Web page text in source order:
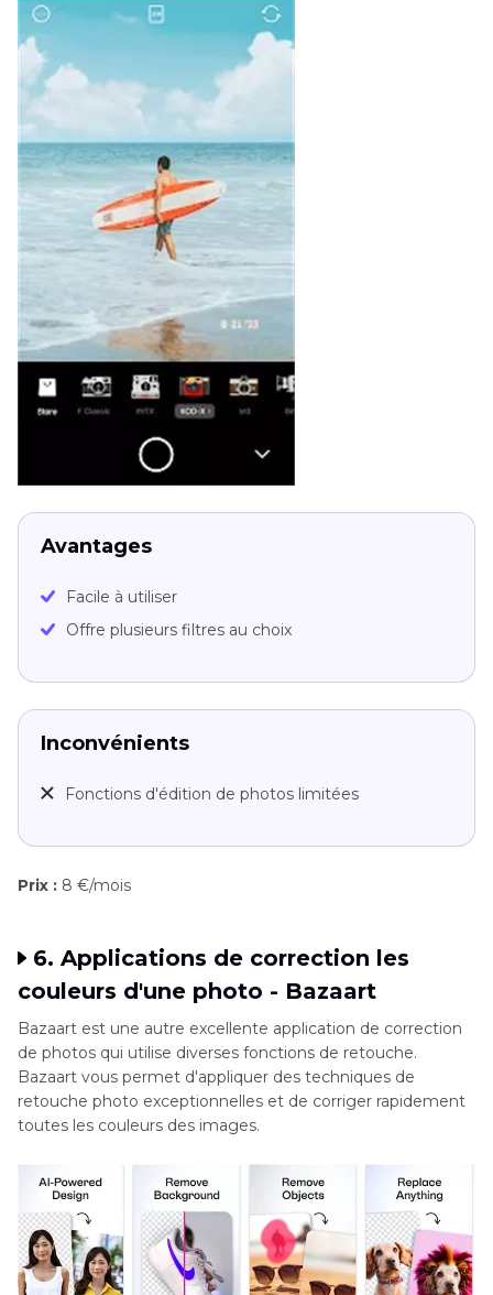
Avantages
Facile à utiliser
Offre plusieurs filtres au choix
Inconvénients
Fonctions d'édition de photos limitées
Prix : 8 €/mois
6. Applications de correction les
couleurs d'une photo - Bazaart
Bazaart est une autre excellente application de correction
de photos qui utilise diverses fonctions de retouche.
Bazaart vous permet d'appliquer des techniques de
retouche photo exceptionnelles et de corriger rapidement
toutes les couleurs des images.